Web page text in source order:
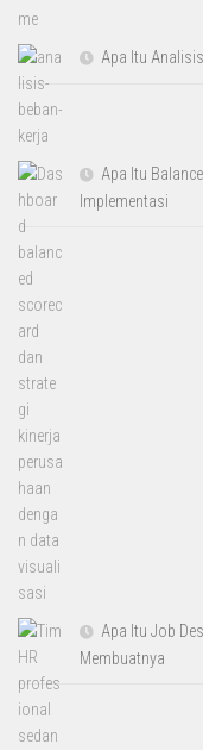
Apa Itu
Apa Itu
Implementasi
Apa Itu Job
Membuatnya